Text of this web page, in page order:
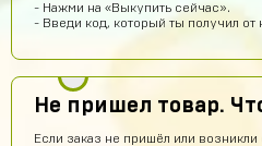
- Нажми на «Выкупить сейчас».
- Введи код, который ты получил от
Не пришел товар.
Если заказ не пришёл или
Точно прям уверен уже 4
😈